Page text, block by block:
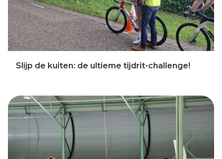
Slijp de kuiten: de ultieme tijdrit-challenge!